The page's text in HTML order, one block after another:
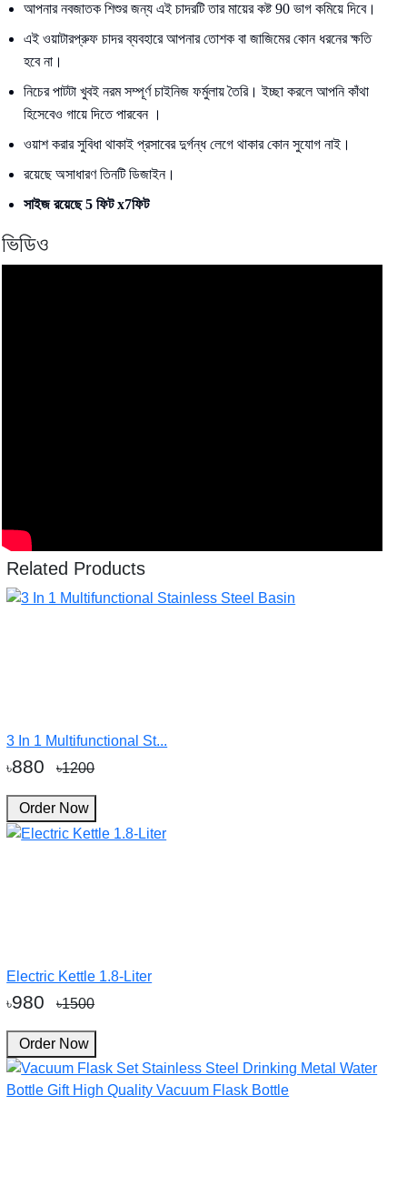
আপনার নবজাতক শিশুর জন্য এই চাদরটি তার মায়ের কষ্ট 90 ভাগ কমিয়ে দিবে।
এই ওয়াটারপ্রুফ চাদর ব্যবহারে আপনার তোশক বা জাজিমের কোন ধরনের ক্ষতি
হবে না।
নিচের পাটটা খুবই নরম সম্পূর্ণ চাইনিজ ফর্মুলায় তৈরি। ইচ্ছা করলে আপনি কাঁথা
হিসেবেও গায়ে দিতে পারবেন ।
ওয়াশ করার সুবিধা থাকাই প্রসাবের দুর্গন্ধ লেগে থাকার কোন সুযোগ নাই।
রয়েছে অসাধারণ তিনটি ডিজাইন।
সাইজ রয়েছে 5 ফিট x7ফিট
ভিডিও
Related Products
3 In 1 Multifunctional St...
৳880 ৳1200
Order Now
Electric Kettle 1.8-Liter
৳980 ৳1500
Order Now